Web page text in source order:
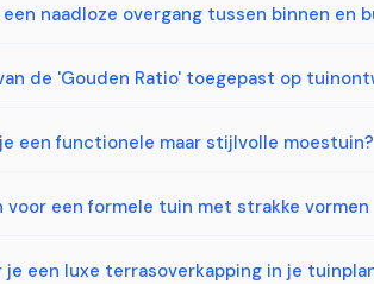
naadloze overgang tussen binnen en
de 'Gouden Ratio' toegepast op
een functionele maar stijlvolle moestuin?
voor een formele tuin met strakke vormen
je een luxe terrasoverkapping in je